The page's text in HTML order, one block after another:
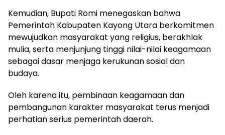
Kemudian, Bupati Romi menegaskan bahwa
Pemerintah Kabupaten Kayong Utara berkomitmen
mewujudkan masyarakat yang religius, berakhlak
mulia, serta menjunjung tinggi nilai-nilai keagamaan
sebagai dasar menjaga kerukunan sosial dan
budaya.
Oleh karena itu, pembinaan keagamaan dan
pembangunan karakter masyarakat terus menjadi
perhatian serius pemerintah daerah.